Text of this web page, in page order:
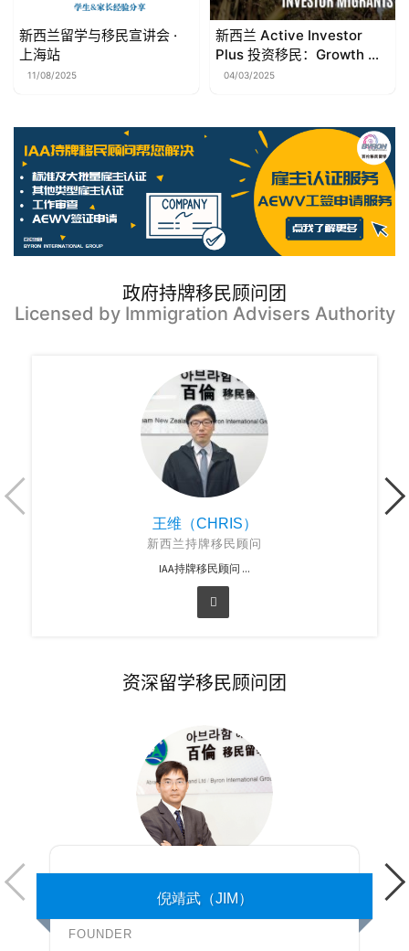
新西兰 Active Investor
Plus 投资移民：Growth 与
Balanced 路径说明
04/03/2025
【收藏贴】父母团聚担保人
工资要求达不到，抽不到
签？办父母退休移民！
30/01/2024
政府持牌移民顾问团
Licensed by Immigration Advisers Authority
王维（CHRIS）
新西兰持牌移民顾问
IAA持牌移民顾问 ...
资深留学移民顾问团
倪靖武（JIM）
FOUNDER